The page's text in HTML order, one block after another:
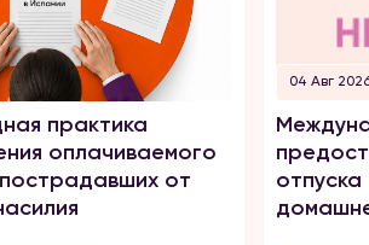
практика
оплачиваемого
от
04 Авг